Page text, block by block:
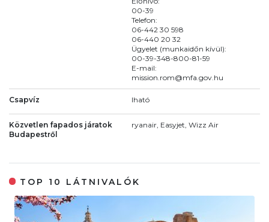
00-39
Telefon:
06-442 30 598
06-440 20 32
Ügyelet (munkaidőn kívül):
00-39-348-800-81-59
E-mail:
mission.rom@mfa.gov.hu
Csapvíz Iható
Közvetlen fapados járatok
Budapestről
ryanair, Easyjet, Wizz Air
TOP 10 LÁTNIVALÓK